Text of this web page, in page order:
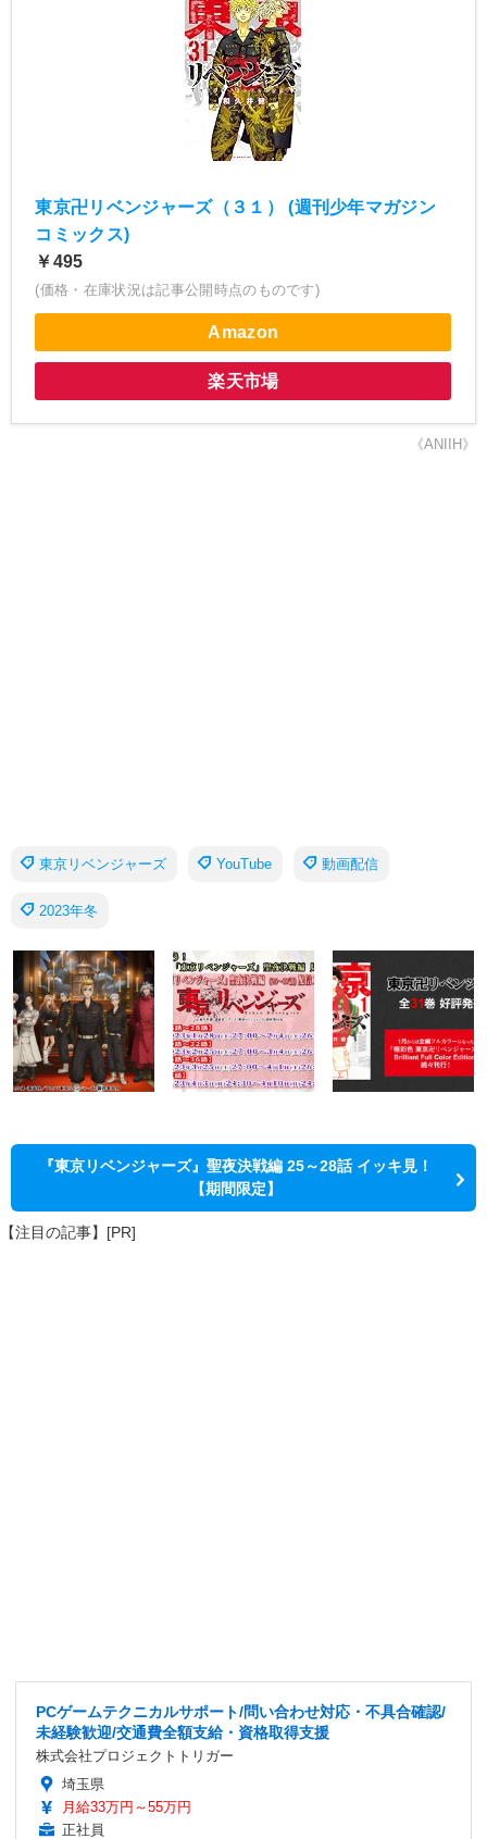
東京卍リベンジャーズ（３１） (週刊少年マガジン
コミックス)
￥495
(価格・在庫状況は記事公開時点のものです)
Amazon
楽天市場
《ANIIH》
東京リベンジャーズ YouTube 動画配信
2023年冬
『東京リベンジャーズ』聖夜決戦編 25～28話 イッキ見！
【期間限定】
【注目の記事】[PR]
PCゲームテクニカルサポート/問い合わせ対応・不具合確認/
未経験歓迎/交通費全額支給・資格取得支援
株式会社プロジェクトトリガー
埼玉県
月給33万円～55万円
正社員